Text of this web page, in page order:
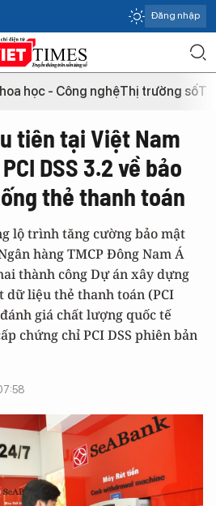
Đăng nhập
học - Công nghệThị trường số
tiên tại Việt Nam
DSS 3.2 về bảo
thẻ thanh toán
lộ trình tăng cường bảo mật
hàng TMCP Đông Nam Á
thành công Dự án xây dựng
dữ liệu thẻ thanh toán (PCI
giá chất lượng quốc tế
chứng chỉ PCI DSS phiên bản